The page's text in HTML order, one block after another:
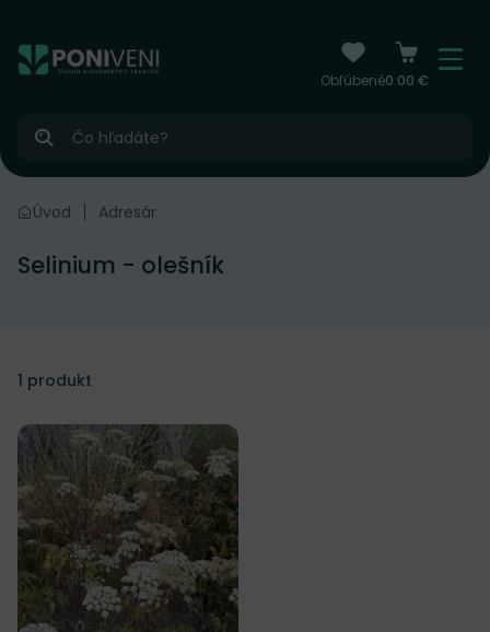
Obľúbené0.00 €
Menu
Hľadať
Úvod Adresár
Selinium - olešník
1 produkt